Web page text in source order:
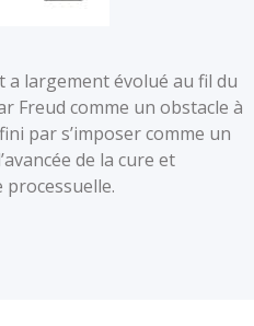
largement évolué au fil du
Freud comme un obstacle à
par s’imposer comme un
de la cure et
processuelle.